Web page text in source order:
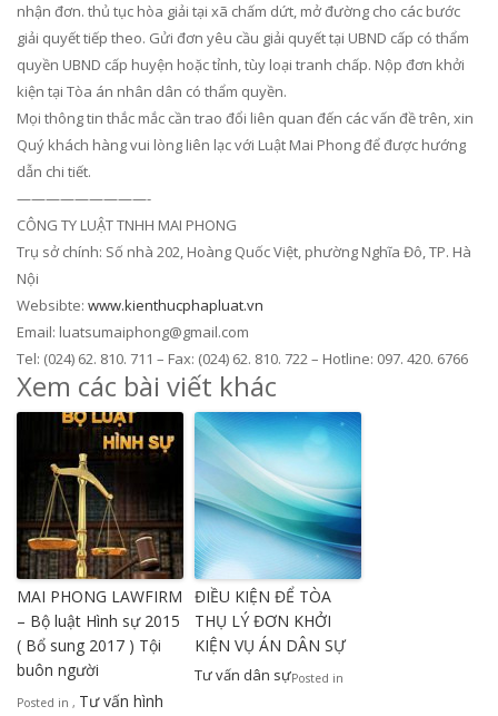
nhận đơn. thủ tục hòa giải tại xã chấm dứt, mở đường cho các bước
giải quyết tiếp theo. Gửi đơn yêu cầu giải quyết tại UBND cấp có thẩm
quyền UBND cấp huyện hoặc tỉnh, tùy loại tranh chấp. Nộp đơn khởi
kiện tại Tòa án nhân dân có thẩm quyền.
Mọi thông tin thắc mắc cần trao đổi liên quan đến các vấn đề trên, xin
Quý khách hàng vui lòng liên lạc với Luật Mai Phong để được hướng
dẫn chi tiết.
—————————-
CÔNG TY LUẬT TNHH MAI PHONG
Trụ sở chính: Số nhà 202, Hoàng Quốc Việt, phường Nghĩa Đô, TP. Hà
Nội
Websibte: www.kienthucphapluat.vn
Email: luatsumaiphong@gmail.com
Tel: (024) 62. 810. 711 – Fax: (024) 62. 810. 722 – Hotline: 097. 420. 6766
Xem các bài viết khác
MAI PHONG LAWFIRM
– Bộ luật Hình sự 2015
( Bổ sung 2017 ) Tội
buôn người
Posted in , Tư vấn hình
ĐIỀU KIỆN ĐỂ TÒA
THỤ LÝ ĐƠN KHỞI
KIỆN VỤ ÁN DÂN SỰ
Posted in
Tư vấn dân sự